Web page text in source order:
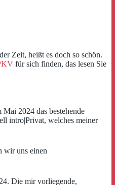
Zeit, heißt es doch so schön.
für sich finden, das lesen Sie
2024 das bestehende
intro|Privat, welches meiner
wir uns einen
Die mir vorliegende,